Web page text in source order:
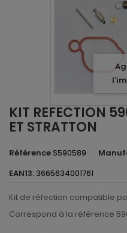
KIT REFECTION
ET STRATTON
Référence S590589
EAN13: 3665634001761
Kit de réfection compatible
Correspond à la référence